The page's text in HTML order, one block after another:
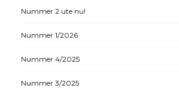
Nummer 2 ute nu!
Nummer 1/2026
Nummer 4/2025
Nummer 3/2025